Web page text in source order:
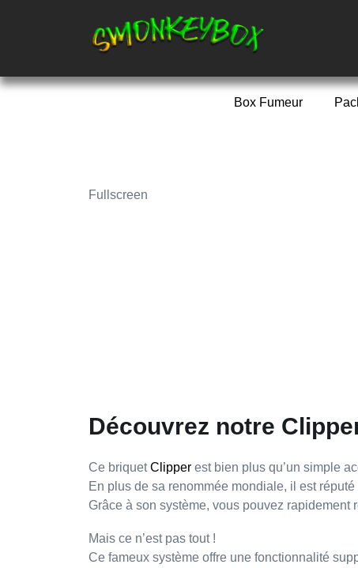
Box Fumeur
Fullscreen
Découvrez notre
Ce briquetClipper est bien plus qu’un simple
En plus de sa renommée mondiale, il est
Grâce à son système, vous pouvez rapidement
Mais ce n’est pas tout !
Ce fameux système offre une fonctionnalité